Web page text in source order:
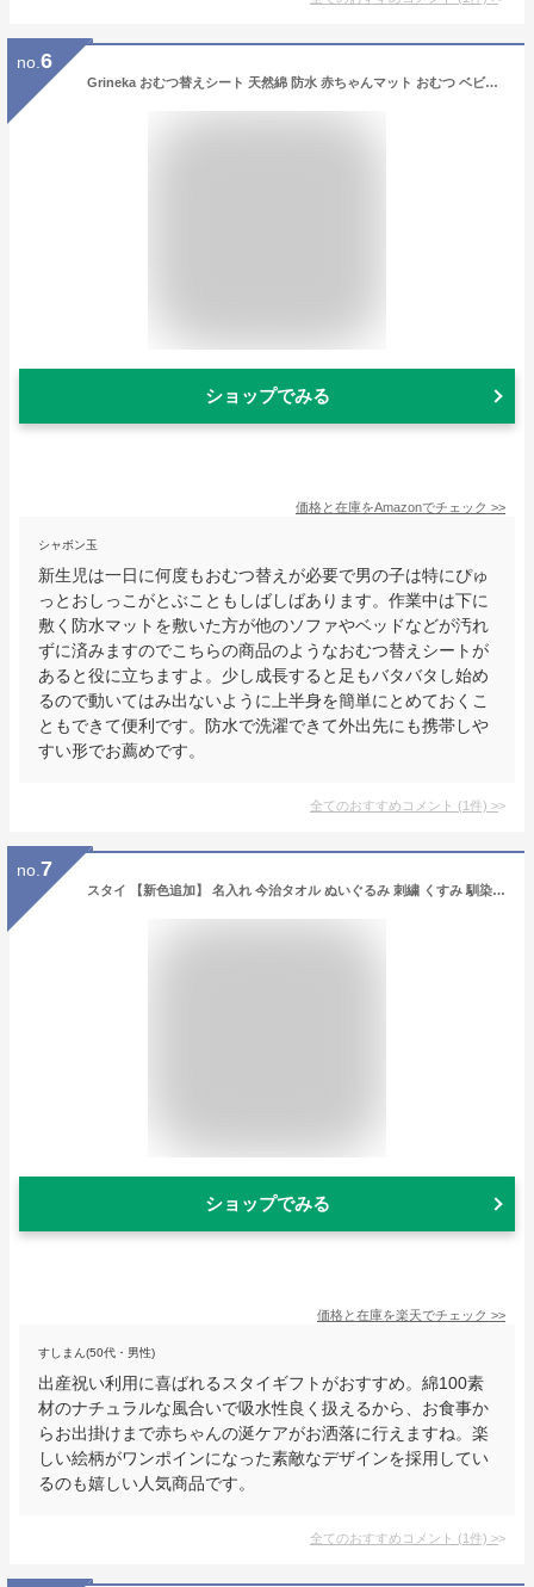
no. 6
Grineka おむつ替えシート 天然綿 防水 赤ちゃんマット おむつ ベビーマット 通気性 洗える 竹綿防水おむつ 防水シーツ ベビー 家用 旅行セットに使用できます ベビー敷布団 大きいサイズ ビッグより 新生児 男の子 女の子 タイムセール はじめての肌 就寝 外出 おしっこ漏れ プレゼント
ショップでみる
価格と在庫をAmazonでチェック >>
シャボン玉
新生児は一日に何度もおむつ替えが必要で男の子は特にぴゅ
っとおしっこがとぶこともしばしばあります。作業中は下に
敷く防水マットを敷いた方が他のソファやベッドなどが汚れ
ずに済みますのでこちらの商品のようなおむつ替えシートが
あると役に立ちますよ。少し成長すると足もバタバタし始め
るので動いてはみ出ないように上半身を簡単にとめておくこ
ともできて便利です。防水で洗濯できて外出先にも携帯しや
すい形でお薦めです。
全てのおすすめコメント (1件) >
no. 7
スタイ 【新色追加】 名入れ 今治タオル ぬいぐるみ 刺繍 くすみ 馴染むカラー 日本製 綿 100％ くま うさぎ クマ ねこ 猫 木馬 男の子 女の子 よだれかけ おしゃれ 出産祝い ギフト お食事エプロン 出産祝い お祝い 春 夏 秋 冬 emoka
ショップでみる
価格と在庫を楽天でチェック >>
すしまん(50代・男性)
出産祝い利用に喜ばれるスタイギフトがおすすめ。綿100素
材のナチュラルな風合いで吸水性良く扱えるから、お食事か
らお出掛けまで赤ちゃんの涎ケアがお洒落に行えますね。楽
しい絵柄がワンポインになった素敵なデザインを採用してい
るのも嬉しい人気商品です。
全てのおすすめコメント (1件) >